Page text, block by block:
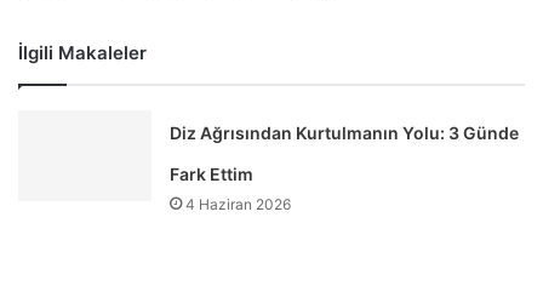
İlgili Makaleler
Diz Ağrısından Kurtulmanın Yolu: 3 Günde
Fark Ettim
4 Haziran 2026